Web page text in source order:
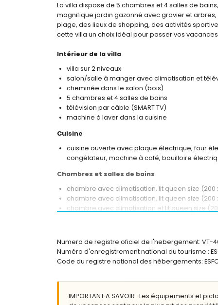
La villa dispose de 5 chambres et 4 salles de
magnifique jardin gazonné avec gravier et
plage, des lieux de shopping, des activités
cette villa un choix idéal pour passer vos
Intérieur de la villa
villa sur 2 niveaux
salon/salle à manger avec climatisation et
cheminée dans le salon (bois)
5 chambres et 4 salles de bains
télévision par câble (SMART TV)
machine à laver dans la cuisine
Cuisine
cuisine ouverte avec plaque électrique, four
congélateur, machine à café, bouilloire
Chambres et salles de bains
chambre avec climatisation, lit queen size (200
chambre avec climatisation, lit queen size (200
chambre avec climatisation et lit queen size
2 salles de bain en suite, chacune avec
salle de bain en suite avec lavabo simple,
salle de bain avec lavabo simple, douche et
piscine privée ovale mesurant 8m x 4m et 2m
Numero de registre oficiel de l'hebergement: VT-
Numéro d'enregistrement national du tourisme :
Code du registre national des hébergements:
IMPORTANT A SAVOIR : Les équipements et